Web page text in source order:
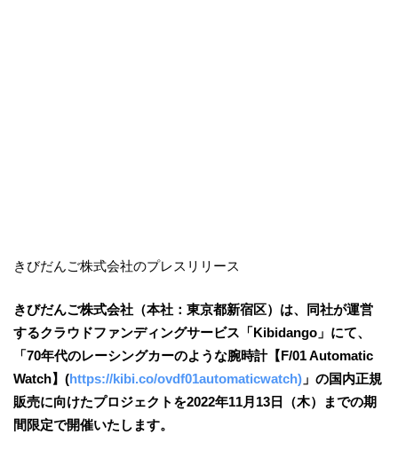
きびだんご株式会社のプレスリリース
きびだんご株式会社（本社：東京都新宿区）は、同社が運営
するクラウドファンディングサービス「Kibidango」にて、
「70年代のレーシングカーのような腕時計【F/01 Automatic
Watch】(https://kibi.co/ovdf01automaticwatch) 」の国内正規
販売に向けたプロジェクトを2022年11月13日（木）までの期
間限定で開催いたします。